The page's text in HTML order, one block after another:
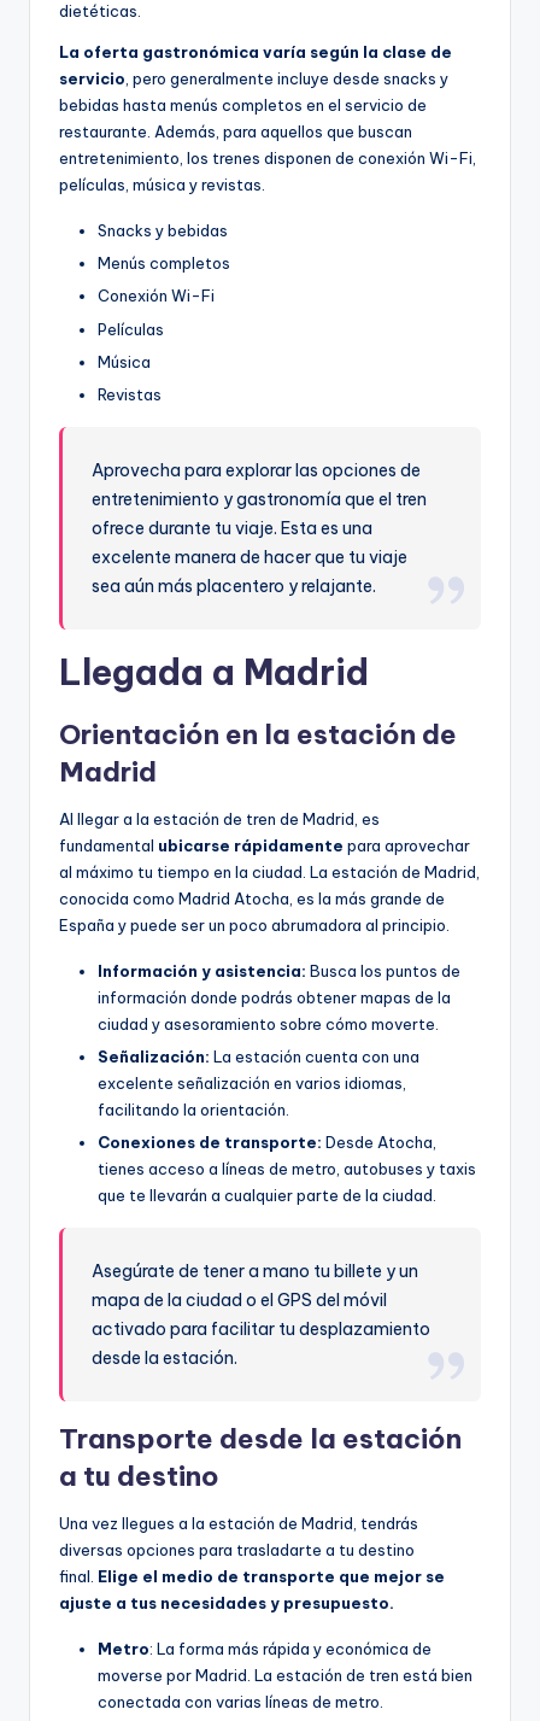
dietéticas.
La oferta gastronómica varía según la clase de
servicio, pero generalmente incluye desde snacks y
bebidas hasta menús completos en el servicio de
restaurante. Además, para aquellos que buscan
entretenimiento, los trenes disponen de conexión Wi-Fi,
películas, música y revistas.
Snacks y bebidas
Menús completos
Conexión Wi-Fi
Películas
Música
Revistas
Aprovecha para explorar las opciones de
entretenimiento y gastronomía que el tren
ofrece durante tu viaje. Esta es una
excelente manera de hacer que tu viaje
sea aún más placentero y relajante.
Llegada a Madrid
Orientación en la estación de
Madrid
Al llegar a la estación de tren de Madrid, es
fundamental ubicarse rápidamente para aprovechar
al máximo tu tiempo en la ciudad. La estación de Madrid,
conocida como Madrid Atocha, es la más grande de
España y puede ser un poco abrumadora al principio.
Información y asistencia: Busca los puntos de
información donde podrás obtener mapas de la
ciudad y asesoramiento sobre cómo moverte.
Señalización: La estación cuenta con una
excelente señalización en varios idiomas,
facilitando la orientación.
Conexiones de transporte: Desde Atocha,
tienes acceso a líneas de metro, autobuses y taxis
que te llevarán a cualquier parte de la ciudad.
Asegúrate de tener a mano tu billete y un
mapa de la ciudad o el GPS del móvil
activado para facilitar tu desplazamiento
desde la estación.
Transporte desde la estación
a tu destino
Una vez llegues a la estación de Madrid, tendrás
diversas opciones para trasladarte a tu destino
final. Elige el medio de transporte que mejor se
ajuste a tus necesidades y presupuesto.
Metro: La forma más rápida y económica de
moverse por Madrid. La estación de tren está bien
conectada con varias líneas de metro.